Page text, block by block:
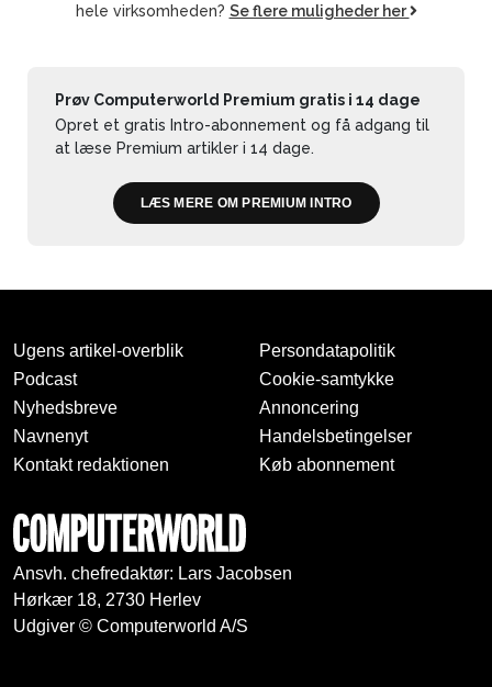
hele virksomheden? Se flere muligheder her
Prøv Computerworld Premium gratis i 14 dage
Opret et gratis Intro-abonnement og få adgang til
at læse Premium artikler i 14 dage.
LÆS MERE OM PREMIUM INTRO
Ugens artikel-overblik
Podcast
Nyhedsbreve
Navnenyt
Kontakt redaktionen
Persondatapolitik
Cookie-samtykke
Annoncering
Handelsbetingelser
Køb abonnement
Ansvh. chefredaktør: Lars Jacobsen
Hørkær 18, 2730 Herlev
Udgiver © Computerworld A/S